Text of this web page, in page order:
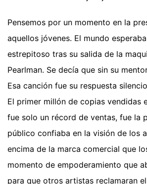
Pensemos por un momento en la
aquellos jóvenes. El mundo
estrepitoso tras su salida de la
Pearlman. Se decía que sin su
Esa canción fue su respuesta
El primer millón de copias vendidas
fue solo un récord de ventas, fue la
público confiaba en la visión de los
encima de la marca comercial que
momento de empoderamiento que
para que otros artistas reclamaran